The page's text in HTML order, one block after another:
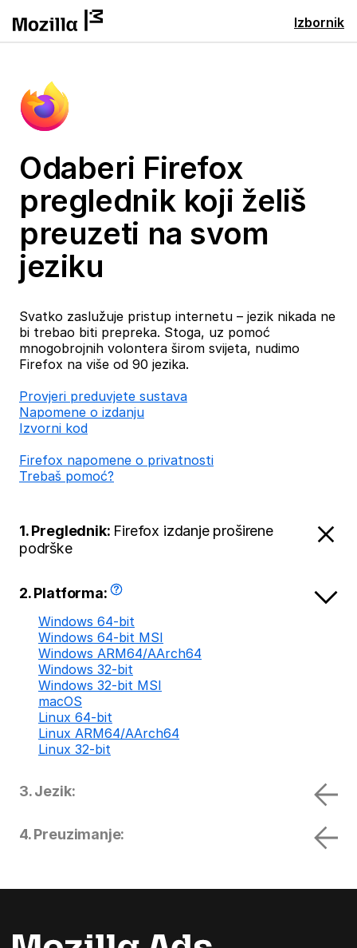
Izbornik
Odaberi Firefox
preglednik koji želiš
preuzeti na svom
jeziku
Svatko zaslužuje pristup internetu – jezik nikada ne
bi trebao biti prepreka. Stoga, uz pomoć
mnogobrojnih volontera širom svijeta, nudimo
Firefox na više od 90 jezika.
Provjeri preduvjete sustava
Napomene o izdanju
Izvorni kod
Firefox napomene o privatnosti
Trebaš pomoć?
1. Preglednik: Firefox izdanje proširene
podrške
2. Platforma:
Windows 64-bit
Windows 64-bit MSI
Windows ARM64/AArch64
Windows 32-bit
Windows 32-bit MSI
macOS
Linux 64-bit
Linux ARM64/AArch64
Linux 32-bit
3. Jezik:
4. Preuzimanje: